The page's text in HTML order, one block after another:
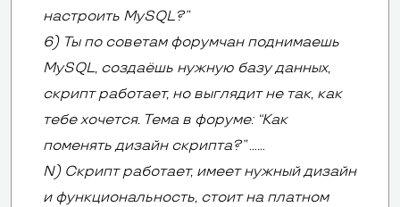
настроить MySQL?”
6) Ты по советам форумчан поднимаешь
MySQL, создаёшь нужную базу данных,
скрипт работает, но выглядит не так, как
тебе хочется. Тема в форуме: “Как
поменять дизайн скрипта?” ……
N) Скрипт работает, имеет нужный дизайн
и функциональность, стоит на платном